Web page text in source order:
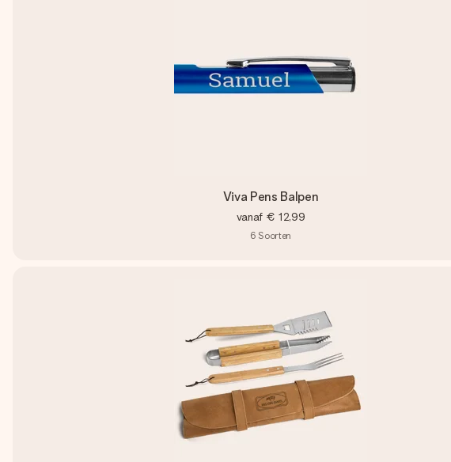
Viva Pens Balpen
vanaf € 12,99
6 Soorten